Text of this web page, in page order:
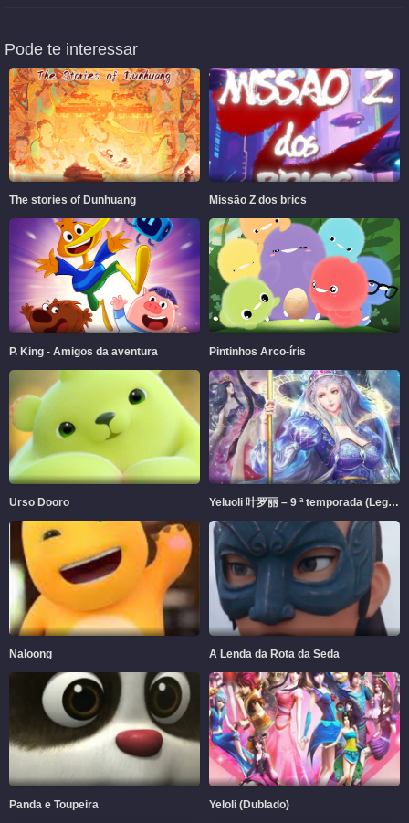
Pode te interessar
The stories of Dunhuang Missão Z dos brics
P. King - Amigos da aventura Pintinhos Arco-íris
Urso Dooro Yeluoli 叶罗丽 – 9 ª temporada (Legendado)
Naloong A Lenda da Rota da Seda
Panda e Toupeira Yeloli (Dublado)